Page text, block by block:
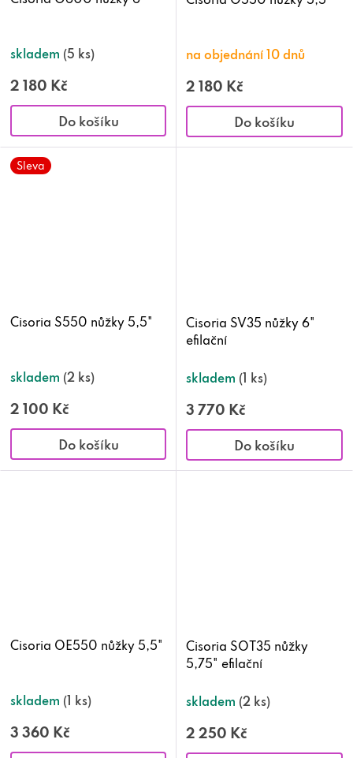
skladem (5 ks)
2 180 Kč
Do košíku
na objednání 10 dnů
2 180 Kč
Do košíku
Sleva
Cisoria S550 nůžky 5,5"
skladem (2 ks)
2 100 Kč
Do košíku
Cisoria SV35 nůžky 6"
efilační
skladem (1 ks)
3 770 Kč
Do košíku
Cisoria OE550 nůžky 5,5"
skladem (1 ks)
3 360 Kč
Cisoria SOT35 nůžky
5,75" efilační
skladem (2 ks)
2 250 Kč